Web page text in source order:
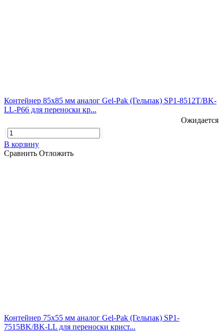
Контейнер 85х85 мм аналог Gel-Pak (Гельпак) SP1-8512T/BK-
LL-P66 для переноски кр...
Ожидается
В корзину
Сравнить Отложить
Контейнер 75х55 мм аналог Gel-Pak (Гельпак) SP1-
7515BK/BK-LL для переноски крист...